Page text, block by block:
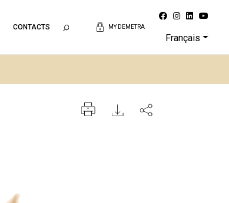
CONTACTS MY DEMETRA
Français